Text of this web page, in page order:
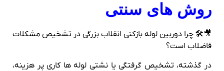
روش‌ های سنتی
🎥🛠 چرا دوربین لوله‌ بازکنی انقلاب بزرگی در تشخیص مشکلات
فاضلاب است؟
در گذشته، تشخیص گرفتگی یا نشتی لوله‌ ها کاری پر هزینه،